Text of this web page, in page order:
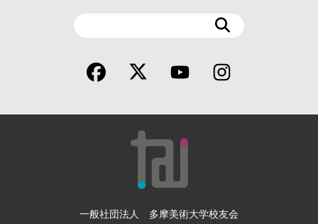
一般社団法人 多摩美術大学校友会